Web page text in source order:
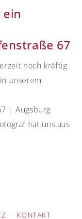
ein
67
noch kräftig
unserem
| Augsburg
hat uns aus
KONTAKT